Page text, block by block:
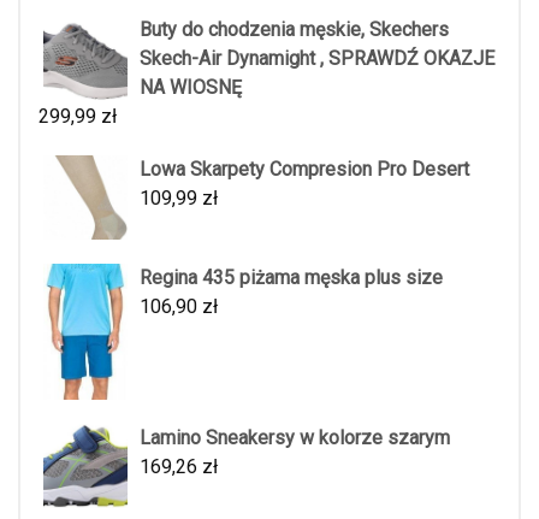
Buty do chodzenia męskie, Skechers
Skech-Air Dynamight , SPRAWDŹ OKAZJE
NA WIOSNĘ
299,99 zł
Lowa Skarpety Compresion Pro Desert
109,99 zł
Regina 435 piżama męska plus size
106,90 zł
Lamino Sneakersy w kolorze szarym
169,26 zł